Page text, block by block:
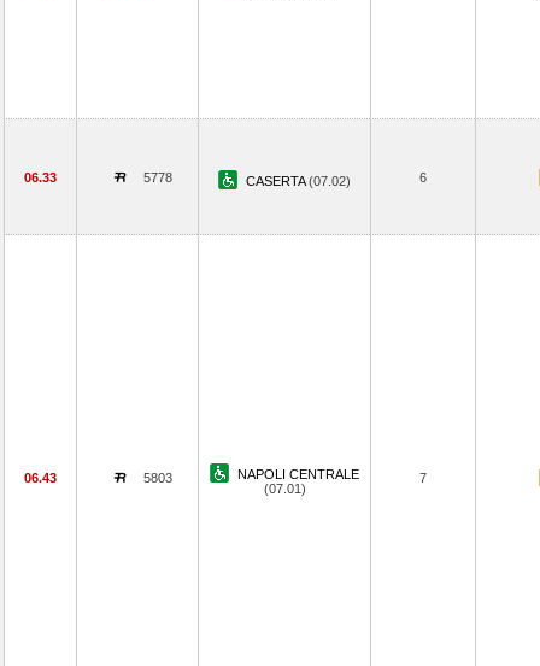
06.33 5778 CASERTA(07.02) 6
06.43 5803
NAPOLI CENTRALE
(07.01)
7